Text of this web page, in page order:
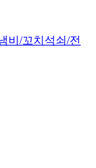
비/꼬치석쇠/전